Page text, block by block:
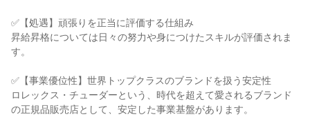
✅【処遇】頑張りを正当に評価する仕組み
昇給昇格については日々の努力や身につけたスキルが評価されま
す。
✅【事業優位性】世界トップクラスのブランドを扱う安定性
ロレックス・チューダーという、時代を超えて愛されるブランド
の正規品販売店として、安定した事業基盤があります。